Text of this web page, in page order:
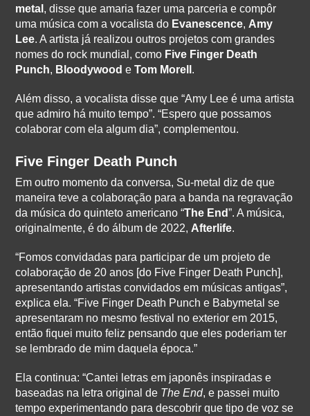
metal , disse que amaria fazer uma parceria e compôr
uma música com a vocalista do Evanescence, Amy
Lee. A artista já realizou outros projetos com grandes
nomes do rock mundial, como Five Finger Death
Punch, Bloodywood eTom Morell .
Além disso, a vocalista disse que “Amy Lee é uma artista
que admiro há muito tempo”. “Espero que possamos
colaborar com ela algum dia”, complementou.
Five Finger Death Punch
Em outro momento da conversa, Su-metal diz de que
maneira teve a colaboração para a banda na regravação
da música do quinteto americano “The End”. A música,
originalmente, é do álbum de 2022, Afterlife.
“Fomos convidadas para participar de um projeto de
colaboração de 20 anos [do Five Finger Death Punch],
apresentando artistas convidados em músicas antigas”,
explica ela. “Five Finger Death Punch e Babymetal se
apresentaram no mesmo festival no exterior em 2015,
então fiquei muito feliz pensando que eles poderiam ter
se lembrado de mim daquela época.”
Ela continua: “Cantei letras em japonês inspiradas e
baseadas na letra original de The End, e passei muito
tempo experimentando para descobrir que tipo de voz se